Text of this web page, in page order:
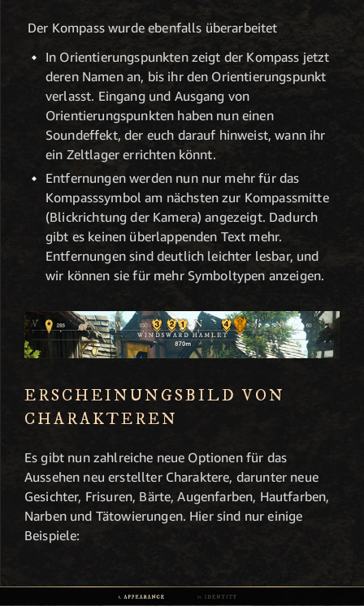
Der Kompass wurde ebenfalls überarbeitet
In Orientierungspunkten zeigt der Kompass jetzt
deren Namen an, bis ihr den Orientierungspunkt
verlasst. Eingang und Ausgang von
Orientierungspunkten haben nun einen
Soundeffekt, der euch darauf hinweist, wann ihr
ein Zeltlager errichten könnt.
Entfernungen werden nun nur mehr für das
Kompasssymbol am nächsten zur Kompassmitte
(Blickrichtung der Kamera) angezeigt. Dadurch
gibt es keinen überlappenden Text mehr.
Entfernungen sind deutlich leichter lesbar, und
wir können sie für mehr Symboltypen anzeigen.
ERSCHEINUNGSBILD VON
CHARAKTEREN
Es gibt nun zahlreiche neue Optionen für das
Aussehen neu erstellter Charaktere, darunter neue
Gesichter, Frisuren, Bärte, Augenfarben, Hautfarben,
Narben und Tätowierungen. Hier sind nur einige
Beispiele: